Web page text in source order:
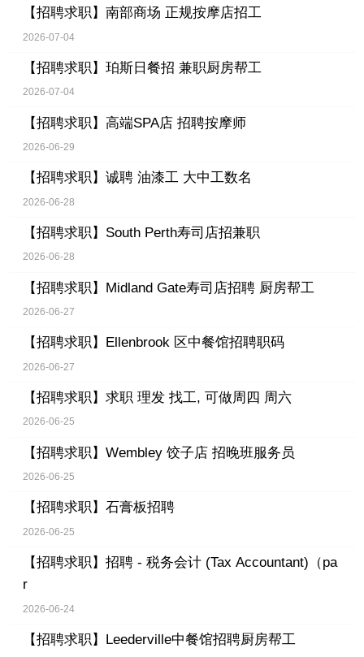
【招聘求职】 南部商场 正规按摩店招工
2026-07-04
【招聘求职】 珀斯日餐招 兼职厨房帮工
2026-07-04
【招聘求职】 高端SPA店 招聘按摩师
2026-06-29
【招聘求职】 诚聘 油漆工 大中工数名
2026-06-28
【招聘求职】 South Perth寿司店招兼职
2026-06-28
【招聘求职】 Midland Gate寿司店招聘 厨房帮工
2026-06-27
【招聘求职】 Ellenbrook 区中餐馆招聘职码
2026-06-27
【招聘求职】 求职 理发 找工, 可做周四 周六
2026-06-25
【招聘求职】 Wembley 饺子店 招晚班服务员
2026-06-25
【招聘求职】 石膏板招聘
2026-06-25
【招聘求职】 招聘 - 税务会计 (Tax Accountant)（pa
r
2026-06-24
【招聘求职】 Leederville中餐馆招聘厨房帮工